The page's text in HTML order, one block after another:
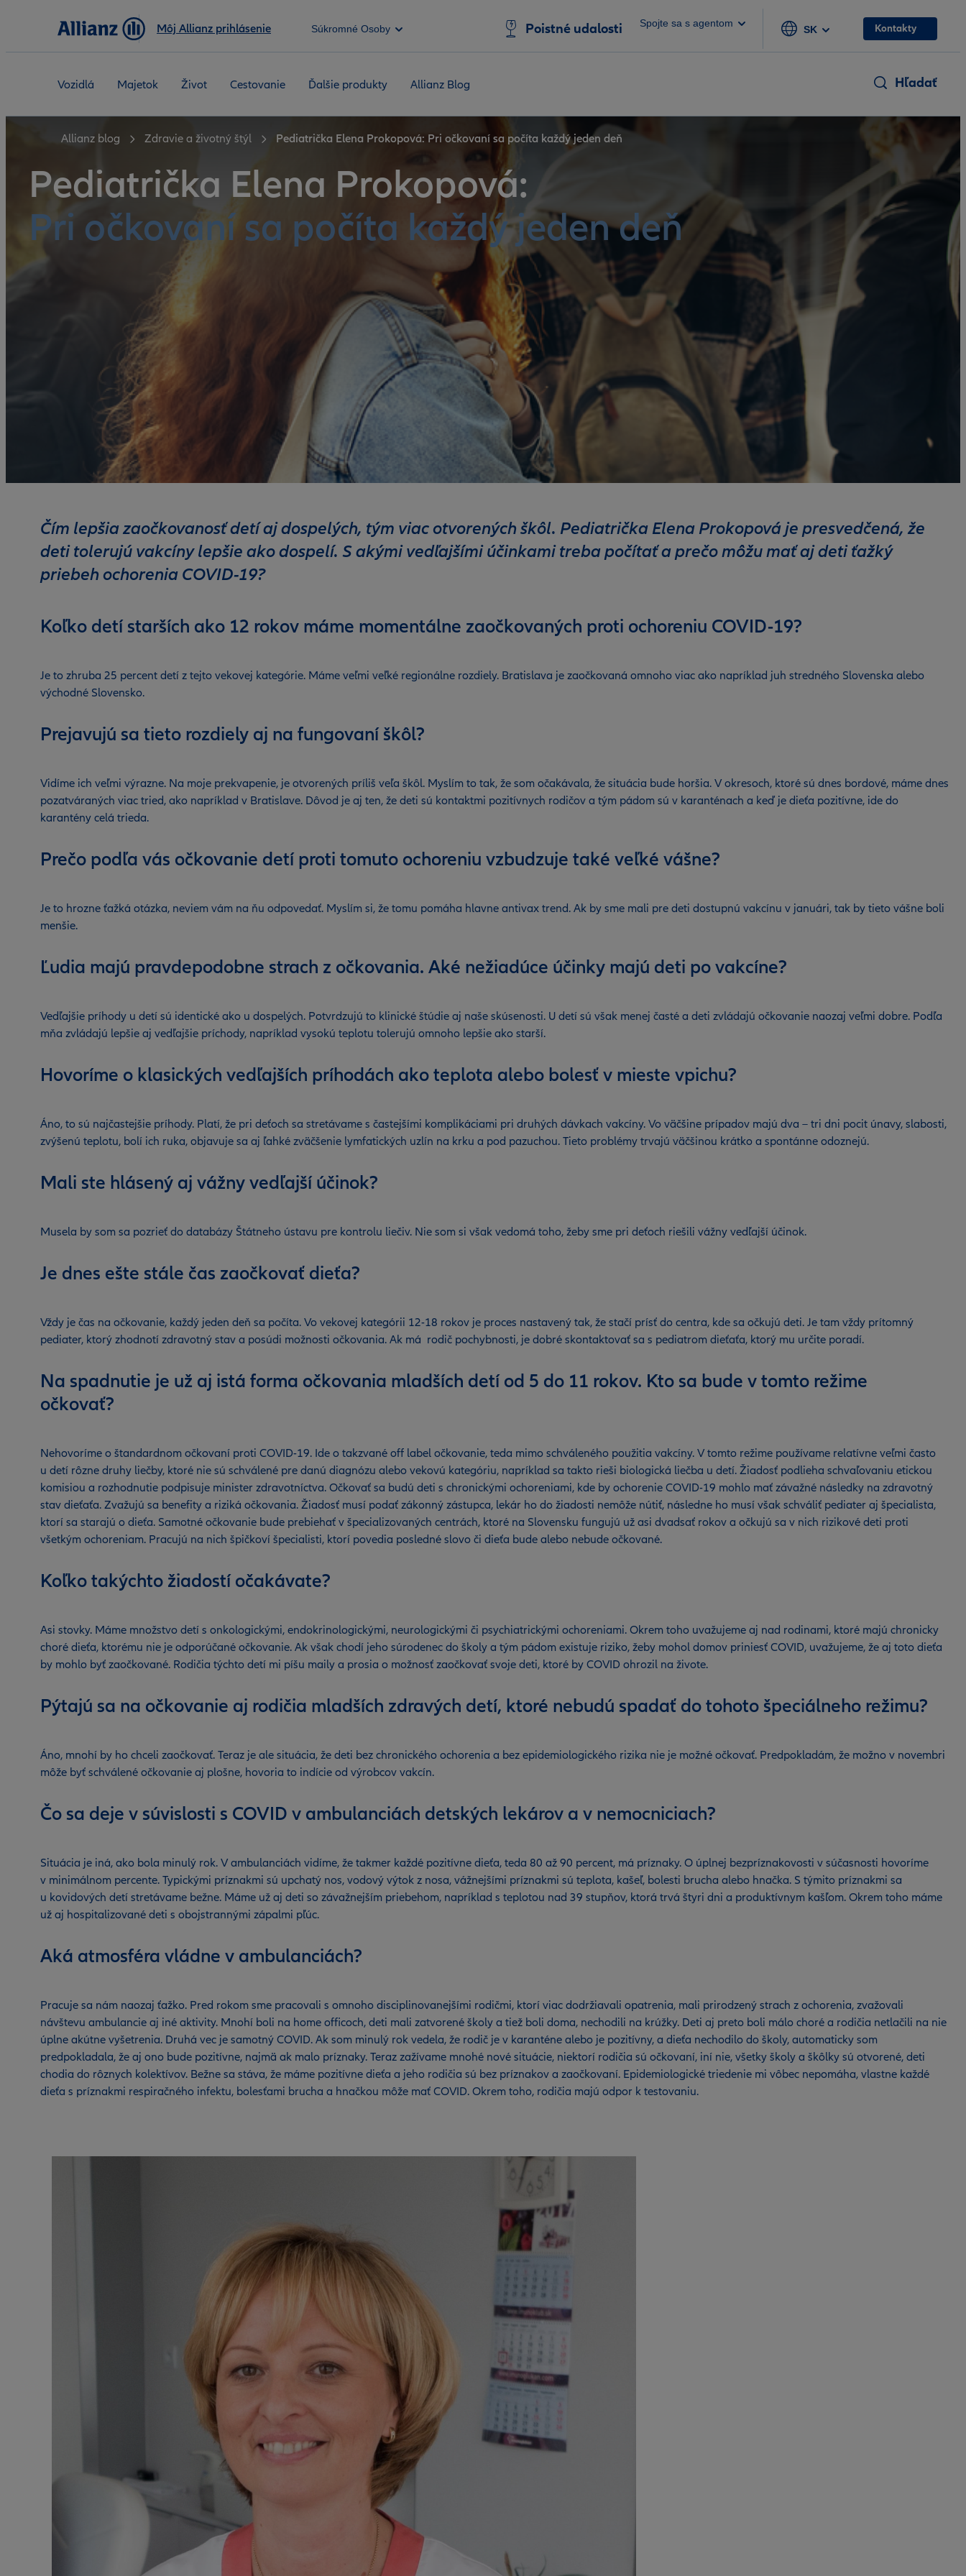
Môj Allianz prihlásenie Súkromné Osoby Poistné udalosti Spojte sa s agentom
SK Kontakty
Vozidlá Majetok Život Cestovanie Ďalšie produkty Allianz Blog Hľadať
Allianz blog Zdravie a životný štýl Pediatrička Elena Prokopová: Pri očkovaní sa počíta každý jeden deň
Pediatrička Elena Prokopová:
Pri očkovaní sa počíta každý jeden deň
Čím lepšia zaočkovanosť detí aj dospelých, tým viac otvorených škôl. Pediatrička Elena Prokopová je presvedčená, že
deti tolerujú vakcíny lepšie ako dospelí. S akými vedľajšími účinkami treba počítať a prečo môžu mať aj deti ťažký
priebeh ochorenia COVID-19?
Koľko detí starších ako 12 rokov máme momentálne zaočkovaných proti ochoreniu COVID-19?
Je to zhruba 25 percent detí z tejto vekovej kategórie. Máme veľmi veľké regionálne rozdiely. Bratislava je zaočkovaná omnoho viac ako napríklad juh stredného Slovenska alebo
východné Slovensko.
Prejavujú sa tieto rozdiely aj na fungovaní škôl?
Vidíme ich veľmi výrazne. Na moje prekvapenie, je otvorených príliš veľa škôl. Myslím to tak, že som očakávala, že situácia bude horšia. V okresoch, ktoré sú dnes bordové, máme dnes
pozatváraných viac tried, ako napríklad v Bratislave. Dôvod je aj ten, že deti sú kontaktmi pozitívnych rodičov a tým pádom sú v karanténach a keď je dieťa pozitívne, ide do
karantény celá trieda.
Prečo podľa vás očkovanie detí proti tomuto ochoreniu vzbudzuje také veľké vášne?
Je to hrozne ťažká otázka, neviem vám na ňu odpovedať. Myslím si, že tomu pomáha hlavne antivax trend. Ak by sme mali pre deti dostupnú vakcínu v januári, tak by tieto vášne boli
menšie.
Ľudia majú pravdepodobne strach z očkovania. Aké nežiadúce účinky majú deti po vakcíne?
Vedľajšie príhody u detí sú identické ako u dospelých. Potvrdzujú to klinické štúdie aj naše skúsenosti. U detí sú však menej časté a deti zvládajú očkovanie naozaj veľmi dobre. Podľa
mňa zvládajú lepšie aj vedľajšie príchody, napríklad vysokú teplotu tolerujú omnoho lepšie ako starší.
Hovoríme o klasických vedľajších príhodách ako teplota alebo bolesť v mieste vpichu?
Áno, to sú najčastejšie príhody. Platí, že pri deťoch sa stretávame s častejšími komplikáciami pri druhých dávkach vakcíny. Vo väčšine prípadov majú dva – tri dni pocit únavy, slabosti,
zvýšenú teplotu, bolí ich ruka, objavuje sa aj ľahké zväčšenie lymfatických uzlín na krku a pod pazuchou. Tieto problémy trvajú väčšinou krátko a spontánne odoznejú.
Mali ste hlásený aj vážny vedľajší účinok?
Musela by som sa pozrieť do databázy Štátneho ústavu pre kontrolu liečiv. Nie som si však vedomá toho, žeby sme pri deťoch riešili vážny vedľajší účinok.
Je dnes ešte stále čas zaočkovať dieťa?
Vždy je čas na očkovanie, každý jeden deň sa počíta. Vo vekovej kategórii 12-18 rokov je proces nastavený tak, že stačí prísť do centra, kde sa očkujú deti. Je tam vždy prítomný
pediater, ktorý zhodnotí zdravotný stav a posúdi možnosti očkovania. Ak má rodič pochybnosti, je dobré skontaktovať sa s pediatrom dieťaťa, ktorý mu určite poradí.
Na spadnutie je už aj istá forma očkovania mladších detí od 5 do 11 rokov. Kto sa bude v tomto režime
očkovať?
Nehovoríme o štandardnom očkovaní proti COVID-19. Ide o takzvané off label očkovanie, teda mimo schváleného použitia vakcíny. V tomto režime používame relatívne veľmi často
u detí rôzne druhy liečby, ktoré nie sú schválené pre danú diagnózu alebo vekovú kategóriu, napríklad sa takto rieši biologická liečba u detí. Žiadosť podlieha schvaľovaniu etickou
komisiou a rozhodnutie podpisuje minister zdravotníctva. Očkovať sa budú deti s chronickými ochoreniami, kde by ochorenie COVID-19 mohlo mať závažné následky na zdravotný
stav dieťaťa. Zvažujú sa benefity a riziká očkovania. Žiadosť musí podať zákonný zástupca, lekár ho do žiadosti nemôže nútiť, následne ho musí však schváliť pediater aj špecialista,
ktorí sa starajú o dieťa. Samotné očkovanie bude prebiehať v špecializovaných centrách, ktoré na Slovensku fungujú už asi dvadsať rokov a očkujú sa v nich rizikové deti proti
všetkým ochoreniam. Pracujú na nich špičkoví špecialisti, ktorí povedia posledné slovo či dieťa bude alebo nebude očkované.
Koľko takýchto žiadostí očakávate?
Asi stovky. Máme množstvo detí s onkologickými, endokrinologickými, neurologickými či psychiatrickými ochoreniami. Okrem toho uvažujeme aj nad rodinami, ktoré majú chronicky
choré dieťa, ktorému nie je odporúčané očkovanie. Ak však chodí jeho súrodenec do školy a tým pádom existuje riziko, žeby mohol domov priniesť COVID, uvažujeme, že aj toto dieťa
by mohlo byť zaočkované. Rodičia týchto detí mi píšu maily a prosia o možnosť zaočkovať svoje deti, ktoré by COVID ohrozil na živote.
Pýtajú sa na očkovanie aj rodičia mladších zdravých detí, ktoré nebudú spadať do tohoto špeciálneho režimu?
Áno, mnohí by ho chceli zaočkovať. Teraz je ale situácia, že deti bez chronického ochorenia a bez epidemiologického rizika nie je možné očkovať. Predpokladám, že možno v novembri
môže byť schválené očkovanie aj plošne, hovoria to indície od výrobcov vakcín.
Čo sa deje v súvislosti s COVID v ambulanciách detských lekárov a v nemocniciach?
Situácia je iná, ako bola minulý rok. V ambulanciách vidíme, že takmer každé pozitívne dieťa, teda 80 až 90 percent, má príznaky. O úplnej bezpríznakovosti v súčasnosti hovoríme
v minimálnom percente. Typickými príznakmi sú upchatý nos, vodový výtok z nosa, vážnejšími príznakmi sú teplota, kašeľ, bolesti brucha alebo hnačka. S týmito príznakmi sa
u kovidových detí stretávame bežne. Máme už aj deti so závažnejším priebehom, napríklad s teplotou nad 39 stupňov, ktorá trvá štyri dni a produktívnym kašľom. Okrem toho máme
už aj hospitalizované deti s obojstrannými zápalmi pľúc.
Aká atmosféra vládne v ambulanciách?
Pracuje sa nám naozaj ťažko. Pred rokom sme pracovali s omnoho disciplinovanejšími rodičmi, ktorí viac dodržiavali opatrenia, mali prirodzený strach z ochorenia, zvažovali
návštevu ambulancie aj iné aktivity. Mnohí boli na home officoch, deti mali zatvorené školy a tiež boli doma, nechodili na krúžky. Deti aj preto boli málo choré a rodičia netlačili na nie
úplne akútne vyšetrenia. Druhá vec je samotný COVID. Ak som minulý rok vedela, že rodič je v karanténe alebo je pozitívny, a dieťa nechodilo do školy, automaticky som
predpokladala, že aj ono bude pozitívne, najmä ak malo príznaky. Teraz zažívame mnohé nové situácie, niektorí rodičia sú očkovaní, iní nie, všetky školy a škôlky sú otvorené, deti
chodia do rôznych kolektívov. Bežne sa stáva, že máme pozitívne dieťa a jeho rodičia sú bez príznakov a zaočkovaní. Epidemiologické triedenie mi vôbec nepomáha, vlastne každé
dieťa s príznakmi respiračného infektu, bolesťami brucha a hnačkou môže mať COVID. Okrem toho, rodičia majú odpor k testovaniu.